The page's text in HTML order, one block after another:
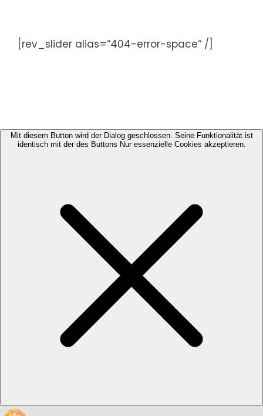
springen[rev_slider alias=“404-error-space“ /]
Mit diesem Button wird der Dialog geschlossen. Seine Funktionalität ist
identisch mit der des Buttons Nur essenzielle Cookies akzeptieren.